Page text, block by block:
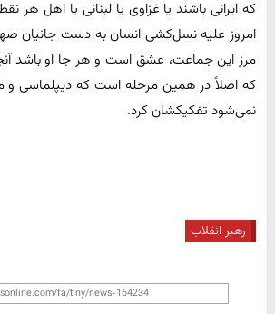
که ایرانی باشند یا غزاوی یا لبنانی یا اهل هر
امروز علیه نسل‌کشی انسان به دست جانیان
مرز این جماعت، عشق است و هر جا او باشد
که اصلاً در همین مرحله است که دیپلماسی و
نمی‌شود تفکیکشان کرد.
رهبر انقلاب